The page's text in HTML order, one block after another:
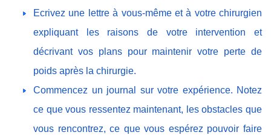
Ecrivez une lettre à vous-même et à votre chirurgien
expliquant les raisons de votre intervention et
décrivant vos plans pour maintenir votre perte de
poids après la chirurgie.
Commencez un journal sur votre expérience. Notez
ce que vous ressentez maintenant, les obstacles que
vous rencontrez, ce que vous espérez pouvoir faire